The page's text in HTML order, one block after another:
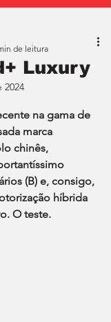
Luxury
de leitura
2024
5 estrelas.
na gama de
marca
chinês,
(B) e, consigo,
híbrida
O teste.